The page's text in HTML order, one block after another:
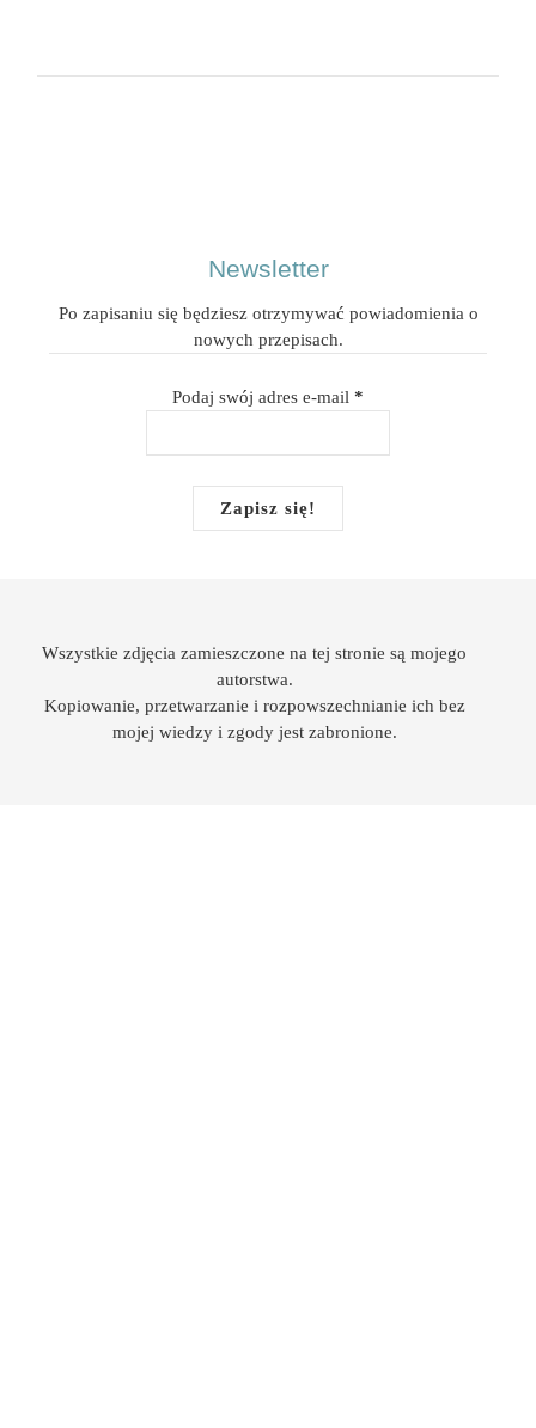
Newsletter
Po zapisaniu się będziesz otrzymywać powiadomienia o
nowych przepisach.
Podaj swój adres e-mail *
Wszystkie zdjęcia zamieszczone na tej stronie są mojego
autorstwa.
Kopiowanie, przetwarzanie i rozpowszechnianie ich bez
mojej wiedzy i zgody jest zabronione.